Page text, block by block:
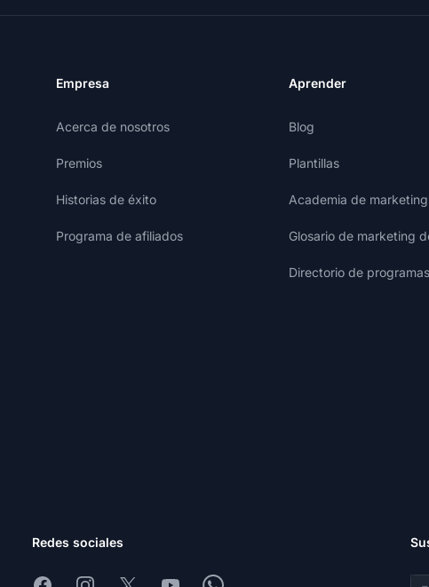
Empresa
Acerca de nosotros
Premios
Historias de éxito
Programa de afiliados
Aprender
Blog
Plantillas
Academia de
Glosario de marketing
Directorio de
Redes sociales